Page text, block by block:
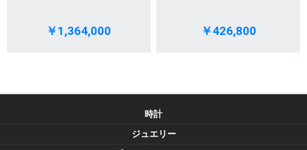
￥1,364,000 ￥426,800
時計
ジュエリー